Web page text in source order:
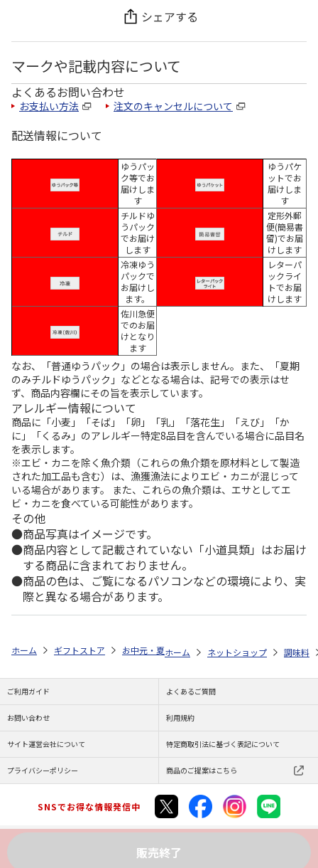
シェアする
マークや記載内容について
よくあるお問い合わせ
お支払い方法 注文のキャンセルについて
配送情報について
ゆうパッ
ク等でお
届けしま
す
ゆうパケ
ットでお
届けしま
す
チルドゆ
うパック
でお届け
します
定形外郵
便(簡易書
留)でお届
けします
冷凍ゆう
パックで
お届けし
ます。
レターパ
ックライ
トでお届
けします
佐川急便
でのお届
けとなり
ます
なお、「普通ゆうパック」の場合は表示しません。また、「夏期
のみチルドゆうパック」などとなる場合は、記号での表示はせ
ず、商品内容欄にその旨を表示しています。
アレルギー情報について
商品に「小麦」「そば」「卵」「乳」「落花生」「えび」「か
に」「くるみ」のアレルギー特定8品目を含んでいる場合に品目名
を表示します。
※エビ・カニを除く魚介類（これらの魚介類を原材料として製造
された加工品も含む）は、漁獲漁法によりエビ・カニが混じって
いる場合があります。 また、これらの魚介類は、エサとしてエ
ビ・カニを食べている可能性があります。
その他
商品写真はイメージです。
商品内容として記載されていない「小道具類」はお届け
する商品に含まれておりません。
商品の色は、ご覧になるパソコンなどの環境により、実
際と異なる場合があります。
販売終了
ホーム ギフトストア お中元・夏ギフト特集 2026 ゆうゆうギフト
ホーム ネットショップ 調味料
ご利用ガイド よくあるご質問
お問い合わせ 利用規約
サイト運営会社について 特定商取引法に基づく表記について
プライバシーポリシー 商品のご提案はこちら
SNSでお得な情報発信中